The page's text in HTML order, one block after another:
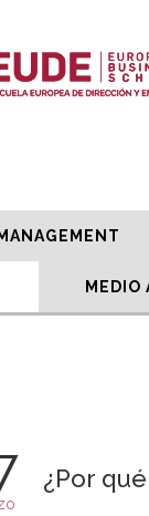
MEDIO
¿Por